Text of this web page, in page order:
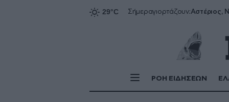
Σήμεραγιορτάζουν:Αστέριος,
ΡΟΗ ΕΙΔΗΣΕΩΝ